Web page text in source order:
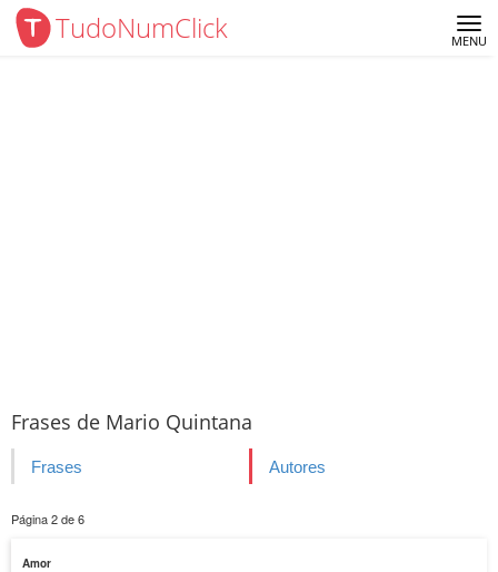
TudoNumClick MENU
Frases de Mario Quintana
Frases Autores
Página 2 de 6
Amor